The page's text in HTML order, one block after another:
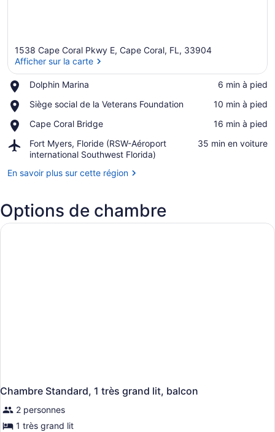
1538 Cape Coral Pkwy E, Cape Coral, FL, 33904
Afficher sur la carte
Dolphin Marina
Place,
Marina
‪6 min à pied‬
Siège social de la Veterans Foundation
Place,
social
la
Veterans
Foundation
‪10 min à pied‬
Cape Coral Bridge
Place,
Coral
Bridge
‪16 min à pied‬
Fort Myers, Floride (RSW-Aéroport
international Southwest Florida)
Airport,
Fort
Floride
international
Southwest
‪35 min en voiture‬
En savoir plus sur cette région
Options de chambre
Chambre Standard, 1 très grand lit, balcon
2 personnes
1 très grand lit